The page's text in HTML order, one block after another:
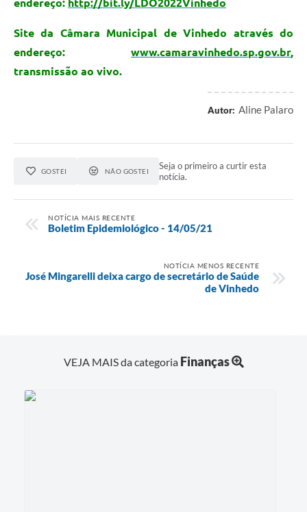
endereço: http://bit.ly/LDO2022Vinhedo
Site da Câmara Municipal de Vinhedo através do
endereço: www.camaravinhedo.sp.gov.br,
transmissão ao vivo.
Autor: Aline Palaro
GOSTEI NÃO GOSTEI
Seja o primeiro a curtir esta
notícia.
NOTÍCIA MAIS RECENTE
Boletim Epidemiológico - 14/05/21
NOTÍCIA MENOS RECENTE
José Mingarelli deixa cargo de secretário de Saúde
de Vinhedo
VEJA MAIS da categoria Finanças